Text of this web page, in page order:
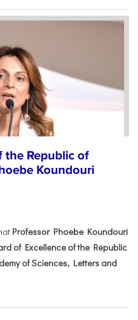
the Republic of
Koundouri
Professor Phoebe Koundouri
of Excellence of the Republic
of Sciences, Letters and